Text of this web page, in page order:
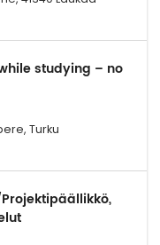
studying – no
Turku